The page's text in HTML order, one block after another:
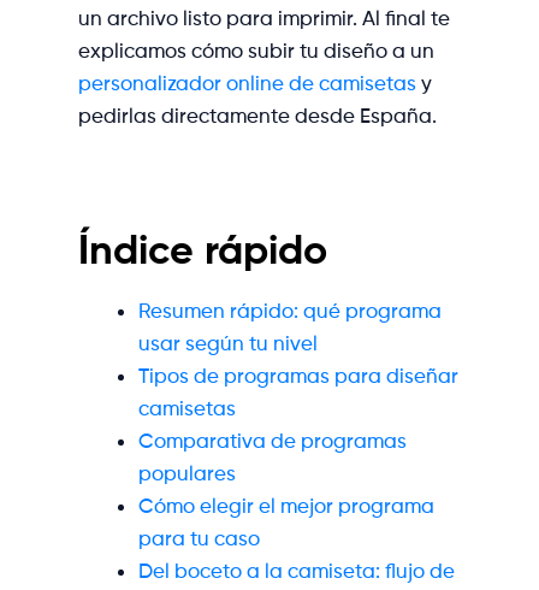
un archivo listo para imprimir. Al final te
explicamos cómo subir tu diseño a un
personalizador online de camisetas y
pedirlas directamente desde España.
Índice rápido
Resumen rápido: qué programa
usar según tu nivel
Tipos de programas para diseñar
camisetas
Comparativa de programas
populares
Cómo elegir el mejor programa
para tu caso
Del boceto a la camiseta: flujo de